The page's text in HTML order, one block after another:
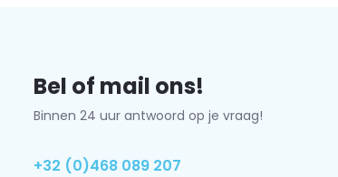
Bel of mail ons!
Binnen 24 uur antwoord op je vraag!
+32 (0)468 089 207